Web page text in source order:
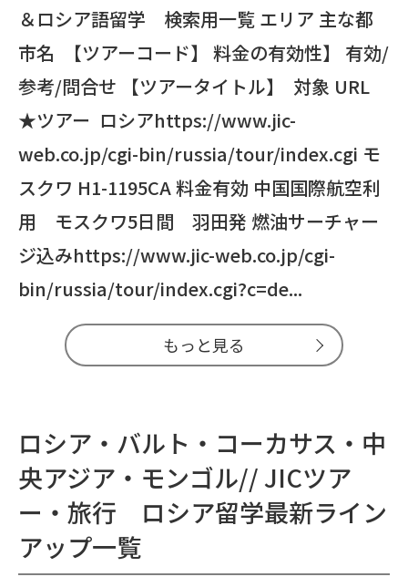
＆ロシア語留学 検索用一覧 エリア 主な都
市名 【ツアーコード】 料金の有効性】 有効/
参考/問合せ 【ツアータイトル】 対象 URL
★ツアー ロシアhttps://www.jic-
web.co.jp/cgi-bin/russia/tour/index.cgi モ
スクワ H1-1195CA 料金有効 中国国際航空利
用 モスクワ5日間 羽田発 燃油サーチャー
ジ込みhttps://www.jic-web.co.jp/cgi-
bin/russia/tour/index.cgi?c=de...
もっと見る
ロシア・バルト・コーカサス・中
央アジア・モンゴル// JICツア
ー・旅行 ロシア留学最新ライン
アップ一覧